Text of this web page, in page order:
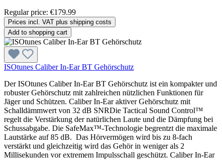
Regular price: €179.99
Prices incl. VAT plus shipping costs
Add to shopping cart
ISOtunes Caliber In-Ear BT Gehörschutz
Der ISOtunes Caliber In-Ear BT Gehörschutz ist ein kompakter und
robuster Gehörschutz mit zahlreichen nützlichen Funktionen für
Jäger und Schützen. Caliber In-Ear aktiver Gehörschutz mit
Schalldämmwert von 32 dB SNRDie Tactical Sound Control™
regelt die Verstärkung der natürlichen Laute und die Dämpfung bei
Schussabgabe. Die SafeMax™-Technologie begrentzt die maximale
Lautstärke auf 85 dB. Das Hörvermögen wird bis zu 8-fach
verstärkt und gleichzeitig wird das Gehör in weniger als 2
Millisekunden vor extremem Impulsschall geschützt. Caliber In-Ear